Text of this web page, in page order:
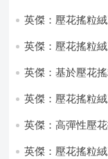
英傑：壓花搖粒
英傑：壓花搖粒
英傑：基於壓花
英傑：壓花搖粒
英傑：高彈性壓
英傑：壓花搖粒